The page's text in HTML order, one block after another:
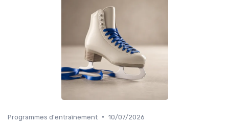
Programmes d'entraînement • 10/07/2026